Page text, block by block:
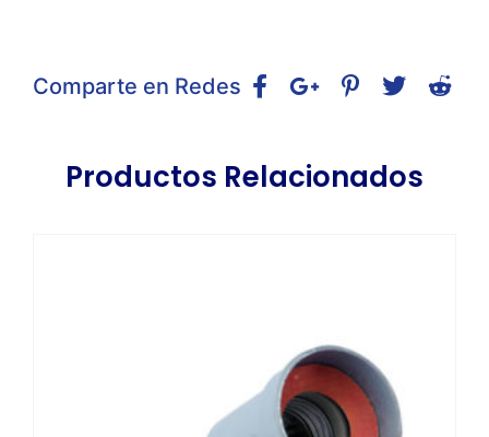
Comparte en Redes
Productos Relacionados